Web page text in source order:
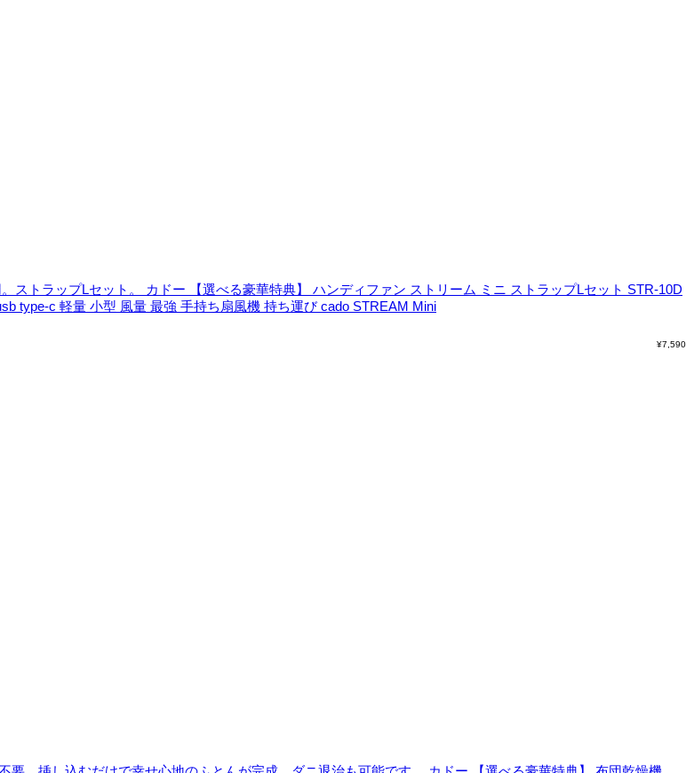
ストラップLセット。
カドー 【選べる豪華特典】 ハンディファン ストリーム ミニ ストラップLセット STR-10D
type-c 軽量 小型 風量 最強 手持ち扇風機 持ち運び cado STREAM Mini
¥7,590